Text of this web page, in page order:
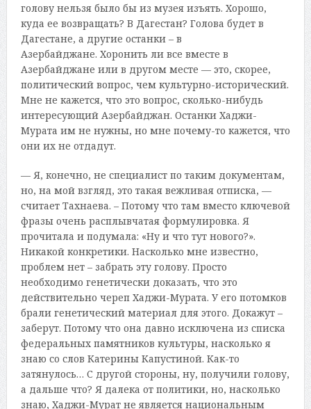
голову нельзя было бы из музея изъять. Хорошо,
куда ее возвращать? В Дагестан? Голова будет в
Дагестане, а другие останки – в
Азербайджане. Хоронить ли все вместе в
Азербайджане или в другом месте — это, скорее,
политический вопрос, чем культурно-исторический.
Мне не кажется, что это вопрос, сколько-нибудь
интересующий Азербайджан. Останки Хаджи-
Мурата им не нужны, но мне почему-то кажется, что
они их не отдадут.
— Я, конечно, не специалист по таким документам,
но, на мой взгляд, это такая вежливая отписка, —
считает Тахнаева. – Потому что там вместо ключевой
фразы очень расплывчатая формулировка. Я
прочитала и подумала: «Ну и что тут нового?».
Никакой конкретики. Насколько мне известно,
проблем нет – забрать эту голову. Просто
необходимо генетически доказать, что это
действительно череп Хаджи-Мурата. У его потомков
брали генетический материал для этого. Докажут –
заберут. Потому что она давно исключена из списка
федеральных памятников культуры, насколько я
знаю со слов Катерины Капустиной. Как-то
затянулось… С другой стороны, ну, получили голову,
а дальше что? Я далека от политики, но, насколько
знаю, Хаджи-Мурат не является национальным